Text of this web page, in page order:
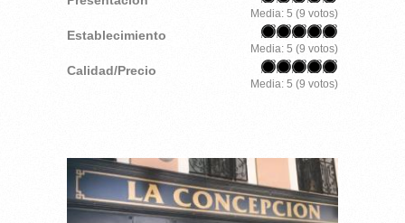
Media: 5 (9 votos)
Establecimiento
Media: 5 (9 votos)
Calidad/Precio
Media: 5 (9 votos)